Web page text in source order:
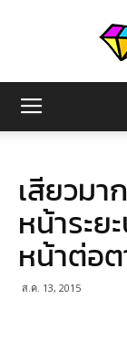
เสียวมา
หน้าระย
หน้าต่อต
ส.ค. 13, 2015